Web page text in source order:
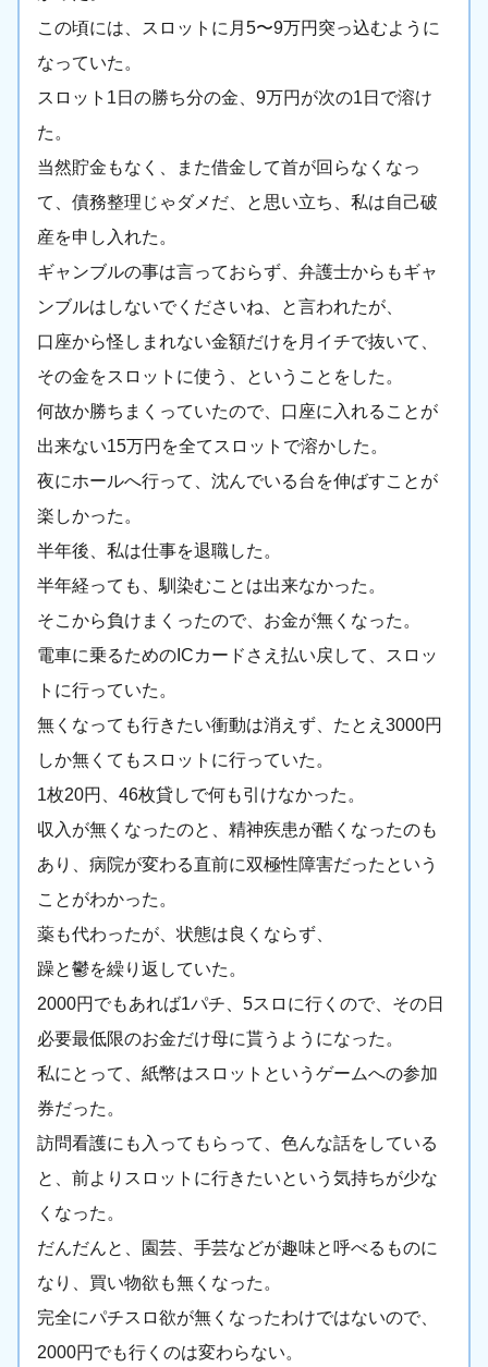
この頃には、スロットに月5〜9万円突っ込むように
なっていた。
スロット1日の勝ち分の金、9万円が次の1日で溶け
た。
当然貯金もなく、また借金して首が回らなくなっ
て、債務整理じゃダメだ、と思い立ち、私は自己破
産を申し入れた。
ギャンブルの事は言っておらず、弁護士からもギャ
ンブルはしないでくださいね、と言われたが、
口座から怪しまれない金額だけを月イチで抜いて、
その金をスロットに使う、ということをした。
何故か勝ちまくっていたので、口座に入れることが
出来ない15万円を全てスロットで溶かした。
夜にホールへ行って、沈んでいる台を伸ばすことが
楽しかった。
半年後、私は仕事を退職した。
半年経っても、馴染むことは出来なかった。
そこから負けまくったので、お金が無くなった。
電車に乗るためのICカードさえ払い戻して、スロッ
トに行っていた。
無くなっても行きたい衝動は消えず、たとえ3000円
しか無くてもスロットに行っていた。
1枚20円、46枚貸しで何も引けなかった。
収入が無くなったのと、精神疾患が酷くなったのも
あり、病院が変わる直前に双極性障害だったという
ことがわかった。
薬も代わったが、状態は良くならず、
躁と鬱を繰り返していた。
2000円でもあれば1パチ、5スロに行くので、その日
必要最低限のお金だけ母に貰うようになった。
私にとって、紙幣はスロットというゲームへの参加
券だった。
訪問看護にも入ってもらって、色んな話をしている
と、前よりスロットに行きたいという気持ちが少な
くなった。
だんだんと、園芸、手芸などが趣味と呼べるものに
なり、買い物欲も無くなった。
完全にパチスロ欲が無くなったわけではないので、
2000円でも行くのは変わらない。